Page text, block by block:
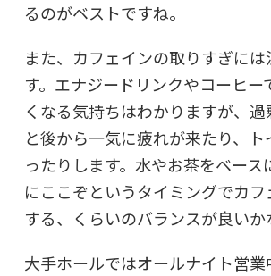
るのがベストですね。
また、カフェインの取りすぎに
す。エナジードリンクやコーヒー
くなる気持ちはわかりますが、過
と後から一気に疲れが来たり、
ったりします。水やお茶をベース
にここぞというタイミングでカフ
する、くらいのバランスが良いか
大手ホールではオールナイト営